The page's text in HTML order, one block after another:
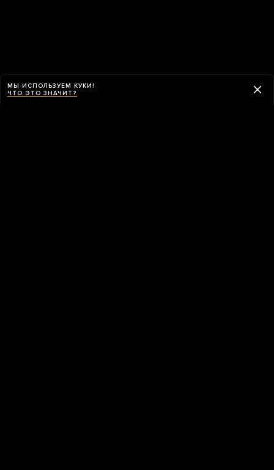
МЫ ИСПОЛЬЗУЕМ КУКИ!
ЧТО ЭТО ЗНАЧИТ?